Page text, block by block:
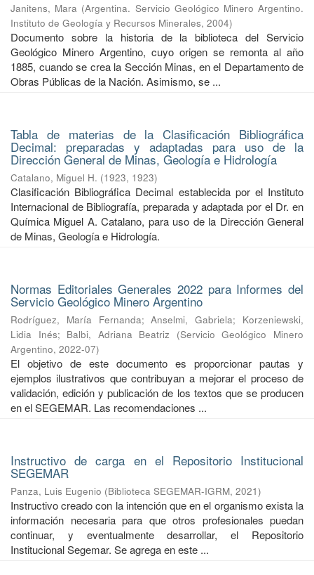
Janitens, Mara (Argentina. Servicio Geológico Minero Argentino.
Instituto de Geología y Recursos Minerales, 2004)
Documento sobre la historia de la biblioteca del Servicio
Geológico Minero Argentino, cuyo origen se remonta al año
1885, cuando se crea la Sección Minas, en el Departamento de
Obras Públicas de la Nación. Asimismo, se ...
Tabla de materias de la Clasificación Bibliográfica
Decimal: preparadas y adaptadas para uso de la
Dirección General de Minas, Geología e Hidrología
Catalano, Miguel H. (1923, 1923)
Clasificación Bibliográfica Decimal establecida por el Instituto
Internacional de Bibliografía, preparada y adaptada por el Dr. en
Química Miguel A. Catalano, para uso de la Dirección General
de Minas, Geología e Hidrología.
Normas Editoriales Generales 2022 para Informes del
Servicio Geológico Minero Argentino
Rodríguez, María Fernanda;Anselmi, Gabriela; Korzeniewski,
Lidia Inés; Balbi, Adriana Beatriz (Servicio Geológico Minero
Argentino, 2022-07)
El objetivo de este documento es proporcionar pautas y
ejemplos ilustrativos que contribuyan a mejorar el proceso de
validación, edición y publicación de los textos que se producen
en el SEGEMAR. Las recomendaciones ...
Instructivo de carga en el Repositorio Institucional
SEGEMAR
Panza, Luis Eugenio (Biblioteca SEGEMAR-IGRM, 2021)
Instructivo creado con la intención que en el organismo exista la
información necesaria para que otros profesionales puedan
continuar, y eventualmente desarrollar, el Repositorio
Institucional Segemar. Se agrega en este ...